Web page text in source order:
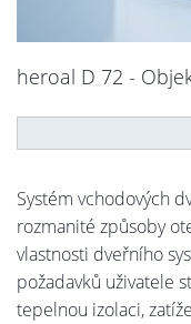
heroal D 72 -
Systém vchodových
rozmanité způsoby
vlastnosti dveřního
požadavků uživatele
tepelnou izolaci,